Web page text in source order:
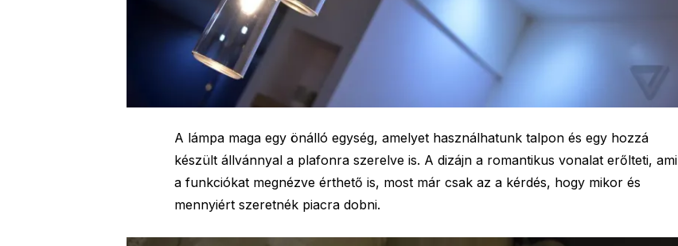
A lámpa maga egy önálló egység, amelyet használhatunk talpon és egy hozzá
készült állvánnyal a plafonra szerelve is. A dizájn a romantikus vonalat erőlteti, ami
a funkciókat megnézve érthető is, most már csak az a kérdés, hogy mikor és
mennyiért szeretnék piacra dobni.